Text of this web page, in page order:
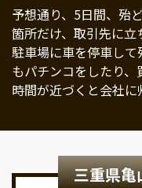
予想通り、5日間、殆
箇所だけ、取引先に
駐車場に車を停車し
もパチンコをしたり
時間が近づくと会社に
三重県亀